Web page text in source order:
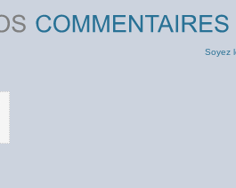
Soyez